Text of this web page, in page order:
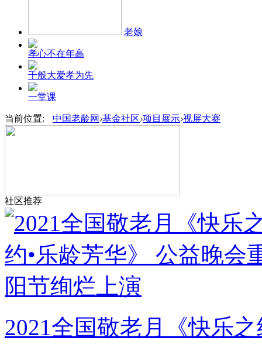
老娘
孝心不在年高
千般大爱孝为先
一堂课
当前位置: 中国老龄网 ›基金社区›项目展示›视屏大赛
社区推荐
2021全国敬老月《快乐